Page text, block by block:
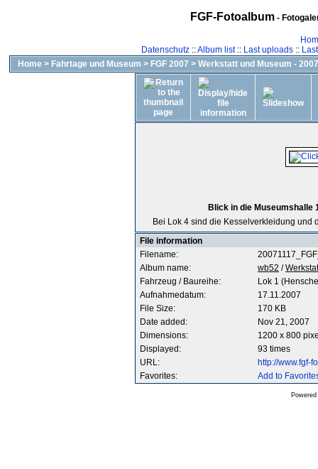
FGF-Fotoalbum-
Datenschutz::Album list:: Last uploads::
Home > Fahrtage und Museum > FGF 2007 > Werkstatt und Museum -
Blick in die Museumshalle
Bei Lok 4 sind die Kesselverkleidung und
File information
Filename:
Album name:
wb52 /
Fahrzeug / Baureihe:
Lok 1
Aufnahmedatum:
17.11.2007
File Size:
170 KB
Date added:
Nov 21, 2007
Dimensions:
1200 x 800
Displayed:
93 times
URL:
http://www.fgf-
Favorites:
Add to